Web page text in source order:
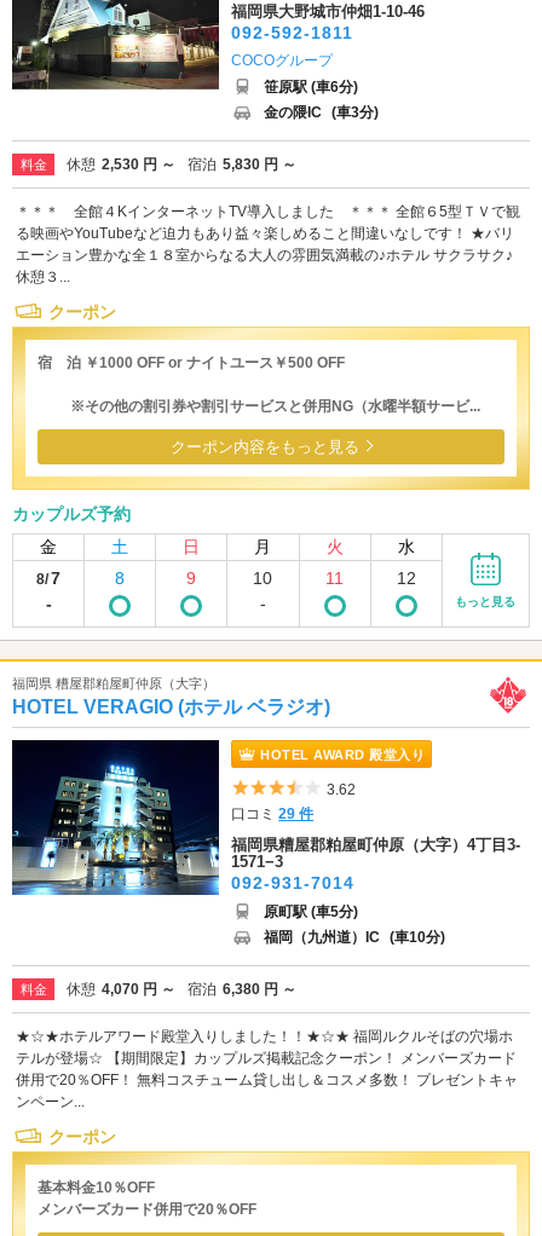
福岡県大野城市仲畑1-10-46
092-592-1811
COCOグループ
笹原駅 (車6分)
金の隈IC (車3分)
料金 休憩 2,530 円 ～ 宿泊 5,830 円 ～
＊＊＊ 全館４KインターネットTV導入しました ＊＊＊ 全館６5型ＴＶで観
る映画やYouTubeなど迫力もあり益々楽しめること間違いなしです！ ★バリ
エーション豊かな全１８室からなる大人の雰囲気満載の♪ホテル サクラサク♪
休憩３...
クーポン
宿 泊 ￥1000 OFF or ナイトユース￥500 OFF
※その他の割引券や割引サービスと併用NG（水曜半額サービ...
クーポン内容をもっと見る
カップルズ予約
金
土 日 月 火 水
8/7
-
8 9
10
-
11 12
もっと見る
福岡県 糟屋郡粕屋町仲原（大字）
HOTEL VERAGIO (ホテル ベラジオ)
HOTEL AWARD 殿堂入り
5つ星のうち3.5
3.62
口コミ29 件
福岡県糟屋郡粕屋町仲原（大字）4丁目3-
1571−3
092-931-7014
原町駅 (車5分)
福岡（九州道）IC (車10分)
料金 休憩 4,070 円 ～ 宿泊 6,380 円 ～
★☆★ホテルアワード殿堂入りしました！！★☆★ 福岡ルクルそばの穴場ホ
テルが登場☆ 【期間限定】カップルズ掲載記念クーポン！ メンバーズカード
併用で20％OFF！ 無料コスチューム貸し出し＆コスメ多数！ プレゼントキャ
ンペーン...
クーポン
基本料金10％OFF
メンバーズカード併用で20％OFF